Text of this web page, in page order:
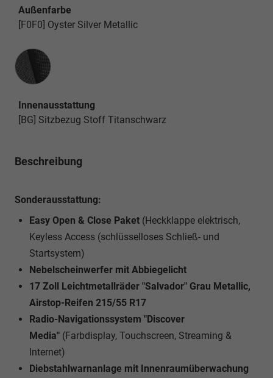
Außenfarbe
[F0F0] Oyster Silver Metallic
Innenausstattung
Innenausstattung
[BG] Sitzbezug Stoff Titanschwarz
Beschreibung
Sonderausstattung:
Easy Open & Close Paket (Heckklappe elektrisch,
Keyless Access (schlüsselloses Schließ- und
Startsystem)
Nebelscheinwerfer mit Abbiegelicht
17 Zoll Leichtmetallräder "Salvador" Grau Metallic,
Airstop-Reifen 215/55 R17
Radio-Navigationssystem "Discover
Media" (Farbdisplay, Touchscreen, Streaming &
Internet)
Diebstahlwarnanlage mit Innenraumüberwachung